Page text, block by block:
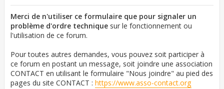
Merci de n'utiliser ce formulaire que pour signaler un
problème d'ordre technique sur le fonctionnement ou
l'utilisation de ce forum.
Pour toutes autres demandes, vous pouvez soit participer à
ce forum en postant un message, soit joindre une association
CONTACT en utilisant le formulaire "Nous joindre" au pied des
pages du site CONTACT : https://www.asso-contact.org